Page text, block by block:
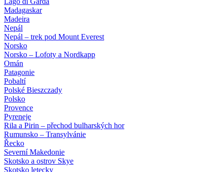
Madagaskar
Madeira
Nepál
Nepál – trek pod Mount Everest
Norsko
Norsko – Lofoty a Nordkapp
Omán
Patagonie
Pobaltí
Polské Bieszczady
Polsko
Provence
Pyreneje
Rila a Pirin – přechod bulharských hor
Rumunsko – Transylvánie
Řecko
Severní Makedonie
Skotsko a ostrov Skye
Skotsko letecky